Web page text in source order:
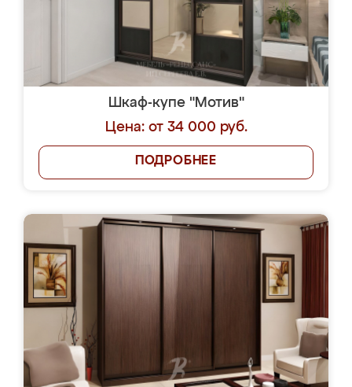
Шкаф-купе "Мотив"
Цена: от 34 000 руб.
ПОДРОБНЕЕ